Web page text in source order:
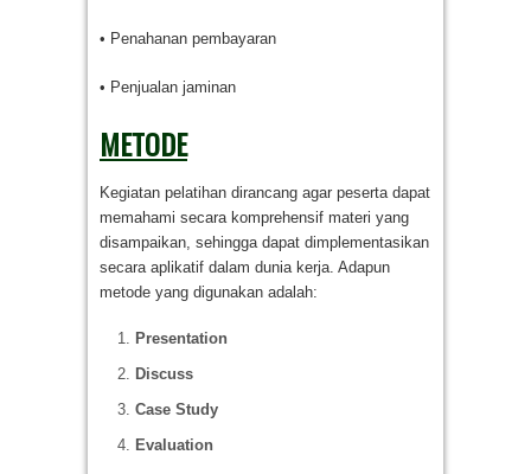
• Penahanan pembayaran
• Penjualan jaminan
METODE
Kegiatan pelatihan dirancang agar peserta dapat
memahami secara komprehensif materi yang
disampaikan, sehingga dapat dimplementasikan
secara aplikatif dalam dunia kerja. Adapun
metode yang digunakan adalah:
Presentation
Discuss
Case Study
Evaluation